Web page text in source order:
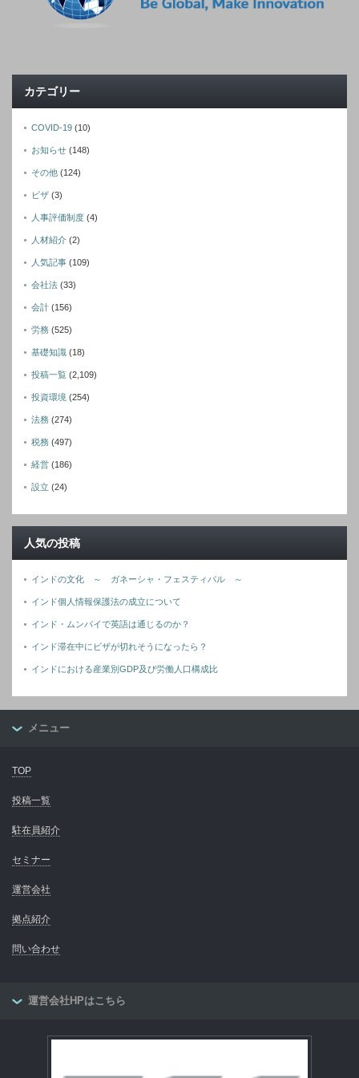
カテゴリー
COVID-19 (10)
お知らせ (148)
その他 (124)
ビザ (3)
人事評価制度 (4)
人材紹介 (2)
人気記事 (109)
会社法 (33)
会計 (156)
労務 (525)
基礎知識 (18)
投稿一覧 (2,109)
投資環境 (254)
法務 (274)
税務 (497)
経営 (186)
設立 (24)
人気の投稿
インドの文化 ～ ガネーシャ・フェスティバル ～
インド個人情報保護法の成立について
インド・ムンバイで英語は通じるのか？
インド滞在中にビザが切れそうになったら？
インドにおける産業別GDP及び労働人口構成比
メニュー
TOP
投稿一覧
駐在員紹介
セミナー
運営会社
拠点紹介
問い合わせ
運営会社HPはこちら